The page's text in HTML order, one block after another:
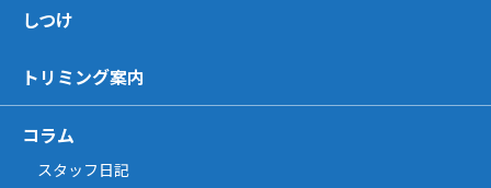
しつけ
トリミング案内
コラム
スタッフ日記